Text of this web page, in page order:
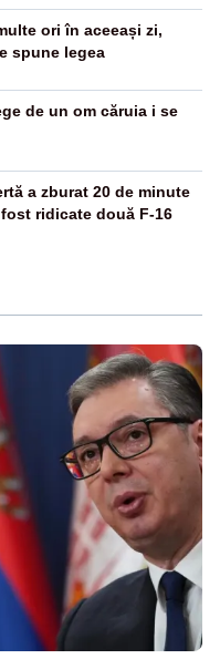
ori în aceeași zi,
spune legea
de un om căruia i se
a zburat 20 de minute
ridicate două F-16